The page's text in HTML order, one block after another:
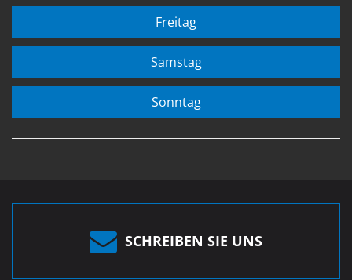
Freitag
Samstag
Sonntag
SCHREIBEN SIE UNS